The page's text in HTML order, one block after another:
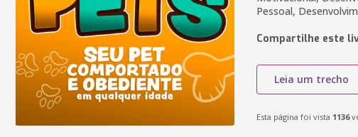
Pessoal,
Compartilhe este
Leia um trecho
Esta página foi vista 1136